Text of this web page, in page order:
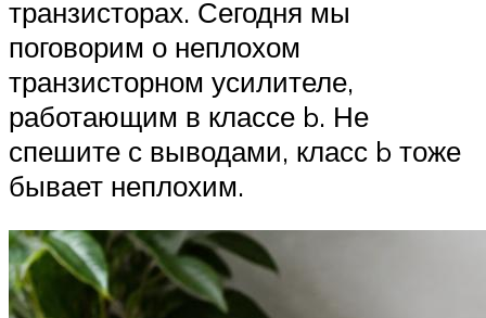
транзисторах. Сегодня мы
поговорим о неплохом
транзисторном усилителе,
работающим в классе b. Не
спешите с выводами, класс b тоже
бывает неплохим.